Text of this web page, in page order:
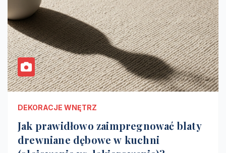
DEKORACJE WNĘTRZ
Jak prawidłowo zaimpregnować blaty
drewniane dębowe w kuchni